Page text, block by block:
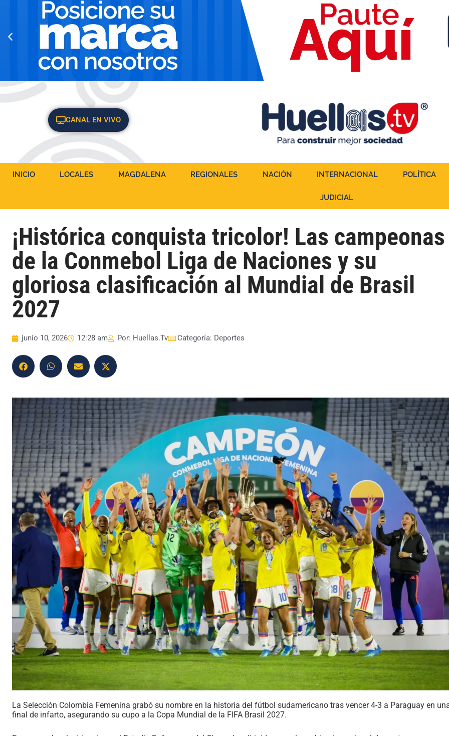
CANAL EN VIVO
INICIO LOCALES MAGDALENA REGIONALES NACIÓN INTERNACIONAL POLÍTICA
JUDICIAL
¡Histórica conquista tricolor! Las campeonas
de la Conmebol Liga de Naciones y su
gloriosa clasificación al Mundial de Brasil
2027
junio 10, 2026 12:28 am Por: Huellas.Tv Categoría: Deportes
La Selección Colombia Femenina grabó su nombre en la historia del fútbol sudamericano tras vencer 4-3 a Paraguay en
final de infarto, asegurando su cupo a la Copa Mundial de la FIFA Brasil 2027.